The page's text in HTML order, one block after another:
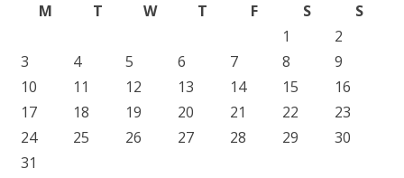
M
T W T F S
S
1
2
3
4 5 6 7 8
9
10
11 12 13 14 15
16
17
18 19 20 21 22
23
24
25 26 27 28 29
30
31